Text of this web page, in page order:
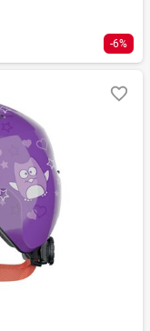
-6%